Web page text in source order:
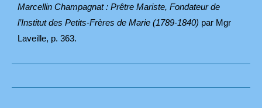
Marcellin Champagnat : Prêtre Mariste, Fondateur de
l’Institut des Petits-Frères de Marie (1789-1840) par Mgr
Laveille, p. 363.